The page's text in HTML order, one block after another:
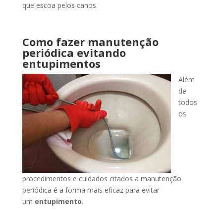
que escoa pelos canos.
Como fazer manutenção
periódica evitando
entupimentos
Além
de
todos
os
procedimentos e cuidados citados a manutenção
periódica é a forma mais eficaz para evitar
um entupimento.